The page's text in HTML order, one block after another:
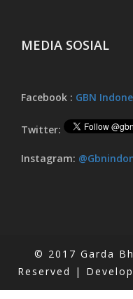
MEDIA SOSIAL
Facebook : GBN
Twitter:
Instagram:
© 2017 Garda
Reserved |